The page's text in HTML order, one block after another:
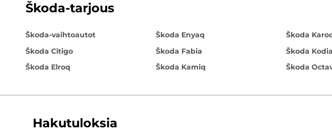
Škoda-tarjous
Škoda-vaihtoautot
Škoda Citigo
Škoda Elroq
Škoda Enyaq
Škoda Fabia
Škoda Kamiq
Škoda
Škoda
Škoda
Hakutuloksia